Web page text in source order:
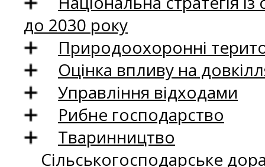
до 2030 року
Природоохоронні
Оцінка впливу на
Управління відходами
Рибне господарство
Тваринництво
Сільськогосподарське